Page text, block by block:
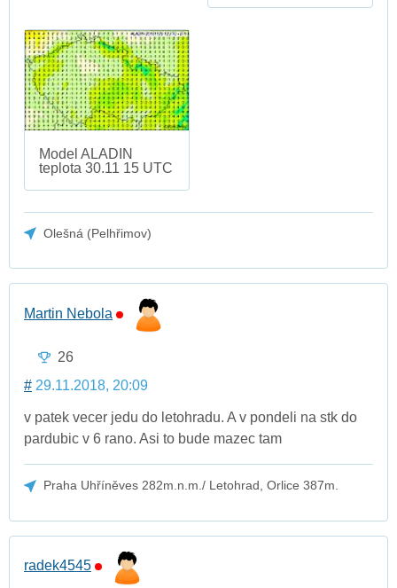
Model ALADIN
teplota 30.11 15 UTC
Olešná (Pelhřimov)
Martin Nebola
26
# 29.11.2018, 20:09
v patek vecer jedu do letohradu. A v pondeli na stk do
pardubic v 6 rano. Asi to bude mazec tam
Praha Uhříněves 282m.n.m./ Letohrad, Orlice 387m.
radek4545